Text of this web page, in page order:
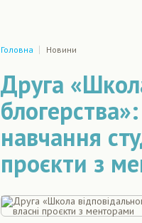
Головна Новини
Друга
навчання
проєкти з